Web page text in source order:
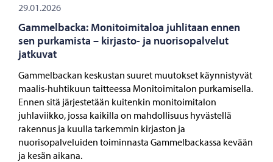
29.01.2026
Gammelbacka: Monitoimitaloa juhlitaan ennen
sen purkamista – kirjasto- ja nuorisopalvelut
jatkuvat
Gammelbackan keskustan suuret muutokset käynnistyvät
maalis-huhtikuun taitteessa Monitoimitalon purkamisella.
Ennen sitä järjestetään kuitenkin monitoimitalon
juhlaviikko, jossa kaikilla on mahdollisuus hyvästellä
rakennus ja kuulla tarkemmin kirjaston ja
nuorisopalveluiden toiminnasta Gammelbackassa kevään
ja kesän aikana.